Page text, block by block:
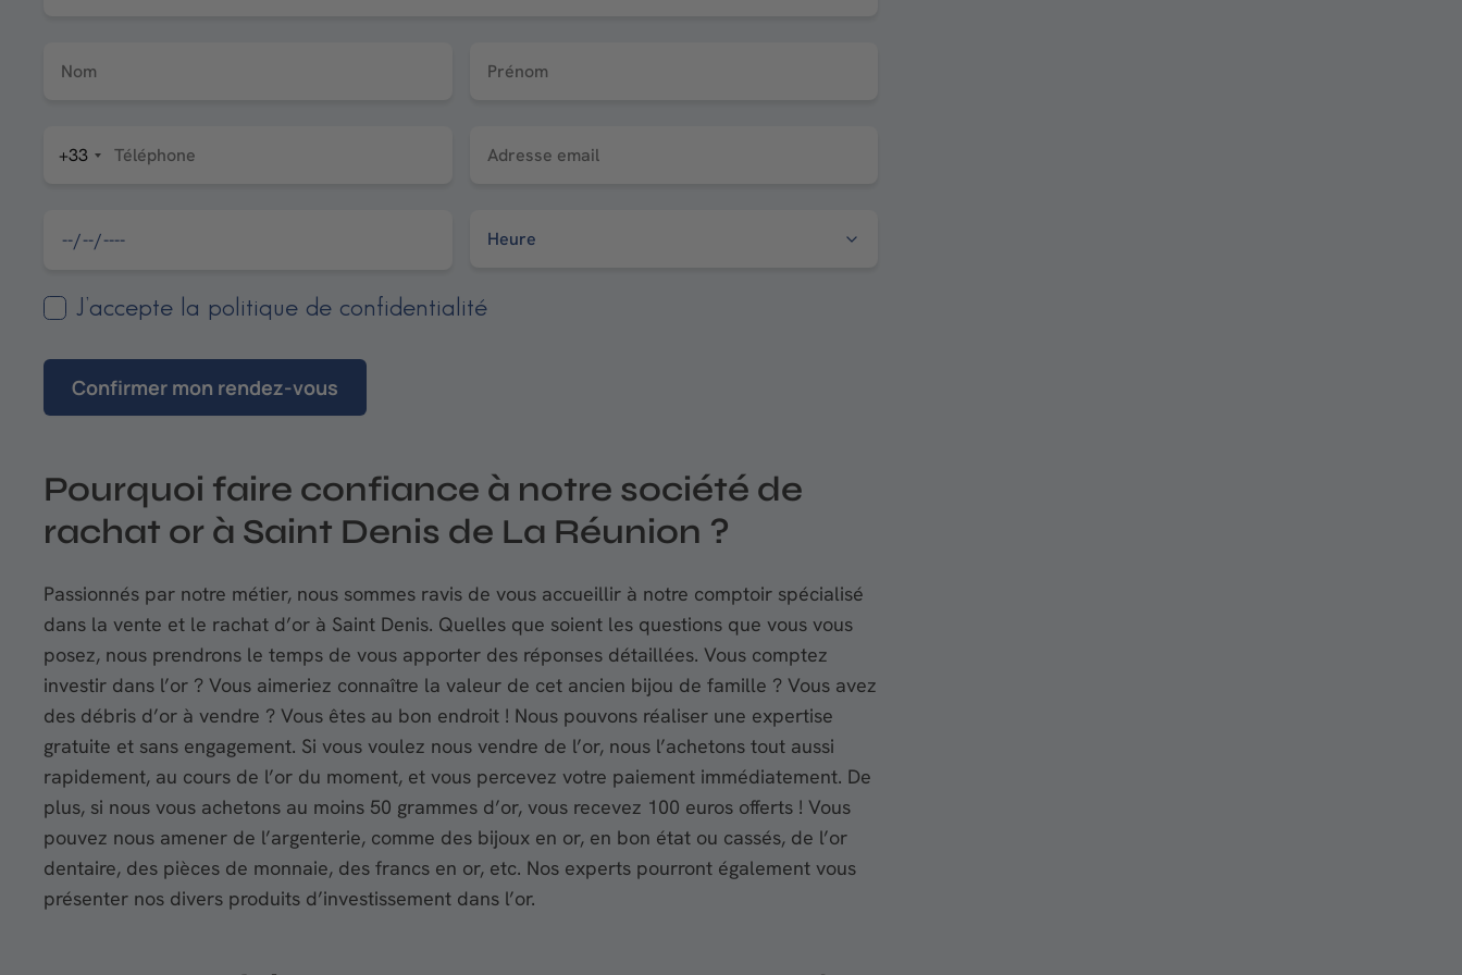
Nom Prénom
Téléphone
+33 Adresse email
J’accepte la politique de confidentialité
Confirmer mon rendez-vous
Pourquoi faire confiance à notre société de
rachat or à Saint Denis de La Réunion ?
Passionnés par notre métier, nous sommes ravis de vous accueillir à notre comptoir spécialisé
dans la vente et le rachat d’or à Saint Denis. Quelles que soient les questions que vous vous
posez, nous prendrons le temps de vous apporter des réponses détaillées. Vous comptez
investir dans l’or ? Vous aimeriez connaître la valeur de cet ancien bijou de famille ? Vous avez
des débris d’or à vendre ? Vous êtes au bon endroit ! Nous pouvons réaliser une expertise
gratuite et sans engagement. Si vous voulez nous vendre de l’or, nous l’achetons tout aussi
rapidement, au cours de l’or du moment, et vous percevez votre paiement immédiatement. De
plus, si nous vous achetons au moins 50 grammes d’or, vous recevez 100 euros offerts ! Vous
pouvez nous amener de l’argenterie, comme des bijoux en or, en bon état ou cassés, de l’or
dentaire, des pièces de monnaie, des francs en or, etc. Nos experts pourront également vous
présenter nos divers produits d’investissement dans l’or.